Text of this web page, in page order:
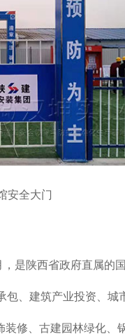
安全大门
是陕西省政府直属的
包、建筑产业投资、城
修、古建园林绿化、